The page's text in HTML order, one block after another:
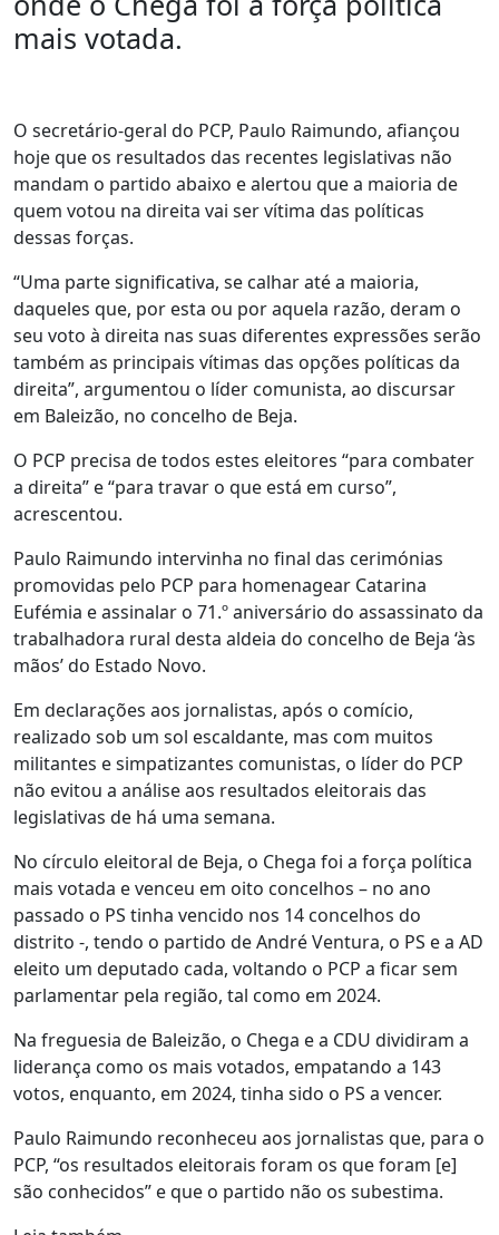
mais votada.
O secretário-geral do PCP, Paulo Raimundo, afiançou
hoje que os resultados das recentes legislativas não
mandam o partido abaixo e alertou que a maioria de
quem votou na direita vai ser vítima das políticas
dessas forças.
“Uma parte significativa, se calhar até a maioria,
daqueles que, por esta ou por aquela razão, deram o
seu voto à direita nas suas diferentes expressões serão
também as principais vítimas das opções políticas da
direita”, argumentou o líder comunista, ao discursar
em Baleizão, no concelho de Beja.
O PCP precisa de todos estes eleitores “para combater
a direita” e “para travar o que está em curso”,
acrescentou.
Paulo Raimundo intervinha no final das cerimónias
promovidas pelo PCP para homenagear Catarina
Eufémia e assinalar o 71.º aniversário do assassinato da
trabalhadora rural desta aldeia do concelho de Beja ‘às
mãos’ do Estado Novo.
Em declarações aos jornalistas, após o comício,
realizado sob um sol escaldante, mas com muitos
militantes e simpatizantes comunistas, o líder do PCP
não evitou a análise aos resultados eleitorais das
legislativas de há uma semana.
No círculo eleitoral de Beja, o Chega foi a força política
mais votada e venceu em oito concelhos – no ano
passado o PS tinha vencido nos 14 concelhos do
distrito -, tendo o partido de André Ventura, o PS e a AD
eleito um deputado cada, voltando o PCP a ficar sem
parlamentar pela região, tal como em 2024.
Na freguesia de Baleizão, o Chega e a CDU dividiram a
liderança como os mais votados, empatando a 143
votos, enquanto, em 2024, tinha sido o PS a vencer.
Paulo Raimundo reconheceu aos jornalistas que, para o
PCP, “os resultados eleitorais foram os que foram [e]
são conhecidos” e que o partido não os subestima.